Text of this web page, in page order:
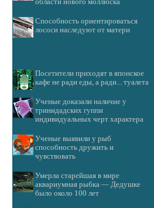
области нового моллюска
Способность ориентироваться
лососи наследуют от матери
Посетители приходят в японское
кафе не ради еды, а ради... туалета
Ученые доказали наличие у
тринидадских гуппи
индивидуальных черт характера
Ученые выявили у рыб
способность дружить и
чувствовать
Умерла старейшая в мире
аквариумная рыбка — Дедушке
было около 100 лет